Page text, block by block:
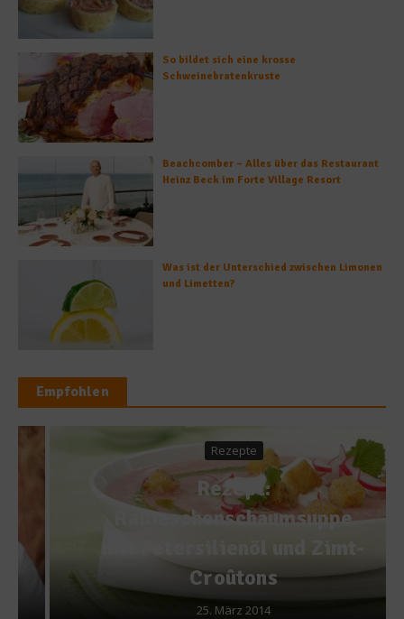
So bildet sich eine krosse
Schweinebratenkruste
Beachcomber – Alles über das Restaurant
Heinz Beck im Forte Village Resort
Was ist der Unterschied zwischen Limonen
und Limetten?
Empfohlen
Rezepte
Rezept:
Radieschenschaumsuppe
mit Petersilienöl und Zimt-
Croûtons
25. März 2014